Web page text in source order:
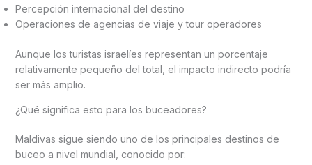
Percepción internacional del destino
Operaciones de agencias de viaje y tour operadores
Aunque los turistas israelíes representan un porcentaje
relativamente pequeño del total, el impacto indirecto podría
ser más amplio.
¿Qué significa esto para los buceadores?
Maldivas sigue siendo uno de los principales destinos de
buceo a nivel mundial, conocido por: